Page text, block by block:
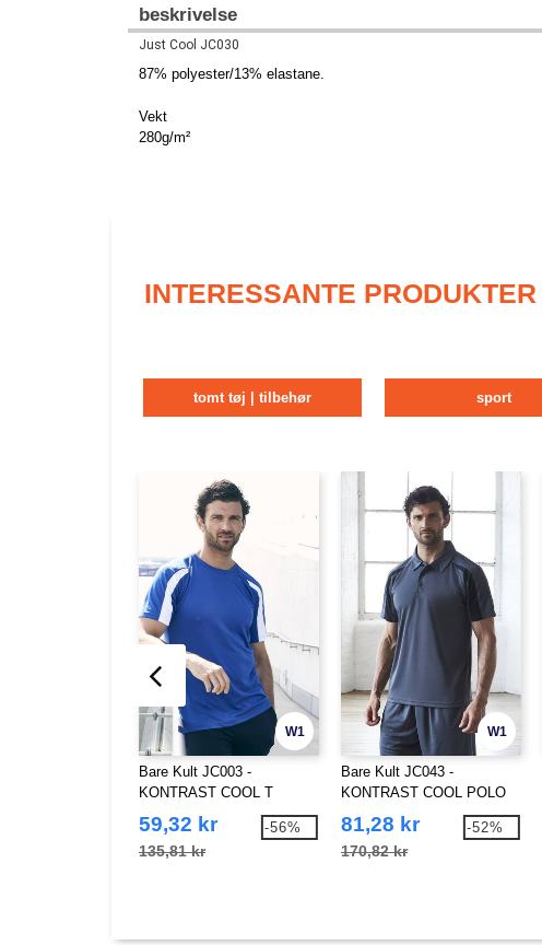
beskrivelse
Just Cool JC030
87% polyester/13% elastane.
Vekt
280g/m²
INTERESSANTE PRODUKTER
tomt tøj | tilbehør sport
W1
Bare Kult JC003 -
KONTRAST COOL T
59,32 kr
135,81 kr
-56%
W1
Bare Kult JC043 -
KONTRAST COOL POLO
81,28 kr
170,82 kr
-52%